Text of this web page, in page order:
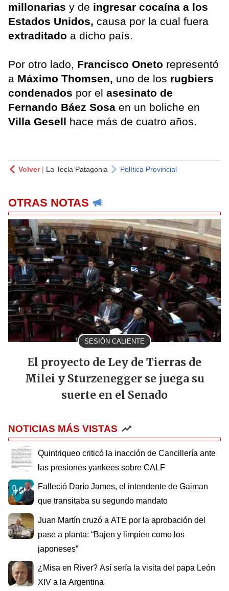
millonarias y de ingresar cocaína a los
Estados Unidos, causa por la cual fuera
extraditado a dicho país.
Por otro lado, Francisco Oneto representó
a Máximo Thomsen, uno de los rugbiers
condenados por el asesinato de
Fernando Báez Sosa en un boliche en
Villa Gesell hace más de cuatro años.
Volver| La Tecla Patagonia Política Provincial
OTRAS NOTAS
SESIÓN CALIENTE
El proyecto de Ley de Tierras de
Milei y Sturzenegger se juega su
suerte en el Senado
NOTICIAS MÁS VISTAS
Quintriqueo criticó la inacción de Cancillería ante
las presiones yankees sobre CALF
Falleció Darío James, el intendente de Gaiman
que transitaba su segundo mandato
Juan Martín cruzó a ATE por la aprobación del
pase a planta: “Bajen y limpien como los
japoneses”
¿Misa en River? Así sería la visita del papa León
XIV a la Argentina